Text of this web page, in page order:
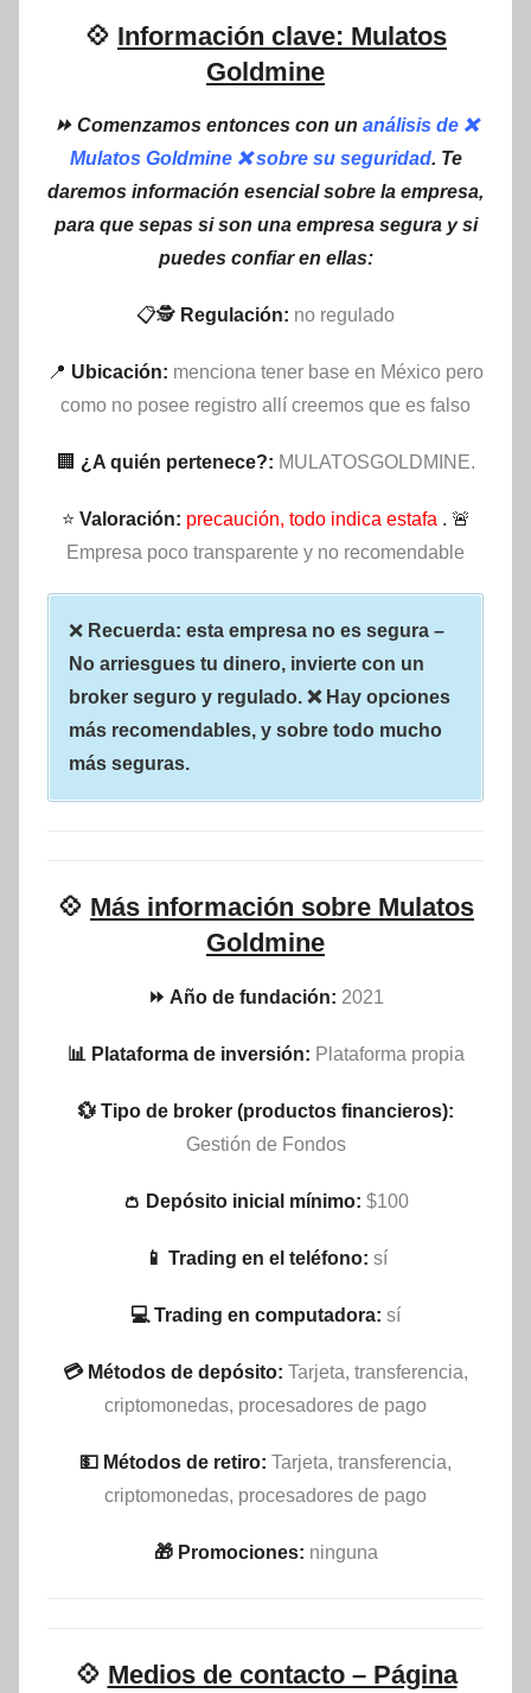
💠 Información clave: Mulatos
Goldmine
⏩ Comenzamos entonces con un análisis de ❌
Mulatos Goldmine ❌ sobre su seguridad. Te
daremos información esencial sobre la empresa,
para que sepas si son una empresa segura y si
puedes confiar en ellas:
📋🕵 Regulación: no regulado
📍 Ubicación: menciona tener base en México pero
como no posee registro allí creemos que es falso
🏢 ¿A quién pertenece?: MULATOSGOLDMINE.
⭐ Valoración: precaución, todo indica estafa . 🚨
Empresa poco transparente y no recomendable
❌ Recuerda: esta empresa no es segura –
No arriesgues tu dinero, invierte con un
broker seguro y regulado. ❌ Hay opciones
más recomendables, y sobre todo mucho
más seguras.
💠 Más información sobre Mulatos
Goldmine
⏩ Año de fundación: 2021
📊 Plataforma de inversión: Plataforma propia
💱 Tipo de broker (productos financieros):
Gestión de Fondos
👛 Depósito inicial mínimo: $100
📱 Trading en el teléfono: sí
💻 Trading en computadora: sí
💳 Métodos de depósito: Tarjeta, transferencia,
criptomonedas, procesadores de pago
💵​ Métodos de retiro: Tarjeta, transferencia,
criptomonedas, procesadores de pago
🎁 Promociones: ninguna
💠 Medios de contacto – Página